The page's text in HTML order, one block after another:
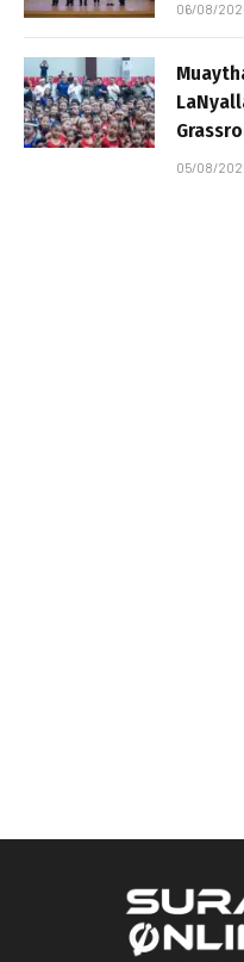
06/08/
05/08/